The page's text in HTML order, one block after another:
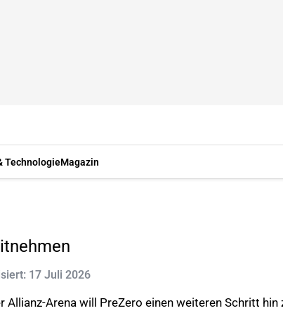
TechnologieMagazin
17 Juli 2026
Arena will PreZero einen weiteren Schritt